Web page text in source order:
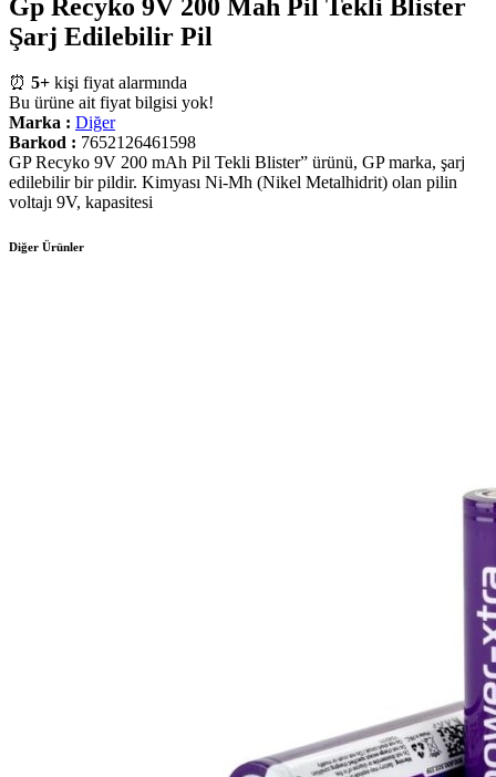
Gp Recyko 9V 200 Mah Pil Tekli Blister
Şarj Edilebilir Pil
⏰ 5+ kişi fiyat alarmında
Bu ürüne ait fiyat bilgisi yok!
Marka : Diğer
Barkod : 7652126461598
GP Recyko 9V 200 mAh Pil Tekli Blister” ürünü, GP marka, şarj
edilebilir bir pildir. Kimyası Ni-Mh (Nikel Metalhidrit) olan pilin
voltajı 9V, kapasitesi
Diğer Ürünler